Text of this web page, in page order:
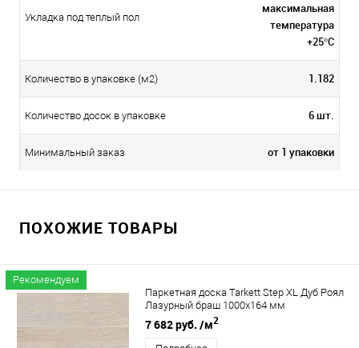
Укладка под теплый пол
максимальная
температура
+25°C
Количество в упаковке (м2) 1.182
Количество досок в упаковке 6 шт.
Минимальный заказ от 1 упаковки
ПОХОЖИЕ ТОВАРЫ
Рекомендуем
Паркетная доска Tarkett Step XL Дуб Роял
Лазурный браш 1000х164 мм
7 682 руб. /м2